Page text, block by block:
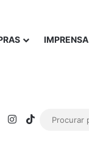
IMPRENSA
Instagram
TikTok